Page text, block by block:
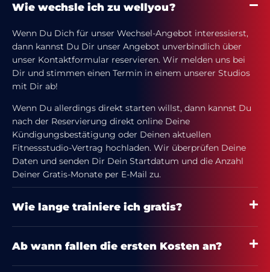
Wie wechsle ich zu wellyou?
Wenn Du Dich für unser Wechsel-Angebot interessierst,
dann kannst Du Dir unser Angebot unverbindlich über
unser Kontaktformular reservieren. Wir melden uns bei
Dir und stimmen einen Termin in einem unserer Studios
mit Dir ab!
Wenn Du allerdings direkt starten willst, dann kannst Du
nach der Reservierung direkt online Deine
Kündigungsbestätigung oder Deinen aktuellen
Fitnessstudio-Vertrag hochladen. Wir überprüfen Deine
Daten und senden Dir Dein Startdatum und die Anzahl
Deiner Gratis-Monate per E-Mail zu.
Wie lange trainiere ich gratis?
Ab wann fallen die ersten Kosten an?